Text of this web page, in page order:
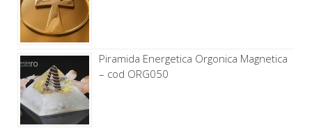
Piramida Energetica Orgonica Magnetica
– cod ORG050